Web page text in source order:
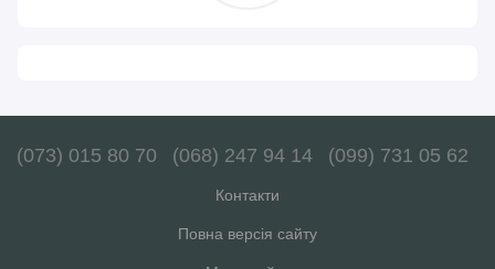
(073) 015 80 70 (068) 247 94 14 (099) 731 05 62
Контакти
Повна версія сайту